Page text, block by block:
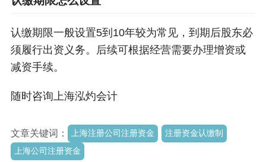
认缴期限一般设置5到10年较为常见，到期后股东必
须履行出资义务。后续可根据经营需要办理增资或
减资手续。
随时咨询上海泓灼会计
文章关键词： 上海注册公司注册资金
注册资金认缴制
上海公司注册资金